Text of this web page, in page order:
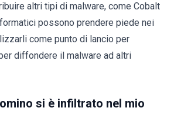
altri tipi di malware, come Cobalt
possono prendere piede nei
come punto di lancio per
diffondere il malware ad altri
si è infiltrato nel mio